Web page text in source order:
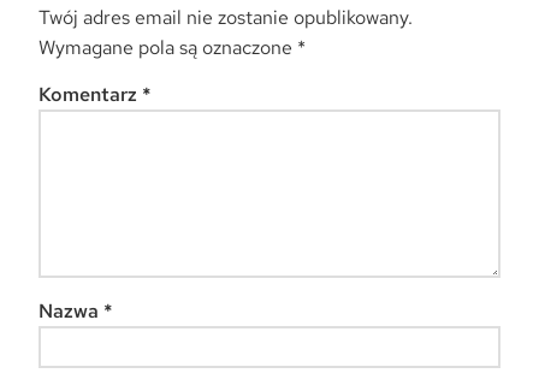
Twój adres email nie zostanie opublikowany.
Wymagane pola są oznaczone *
Komentarz *
Nazwa *